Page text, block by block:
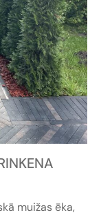
muižas ēka,